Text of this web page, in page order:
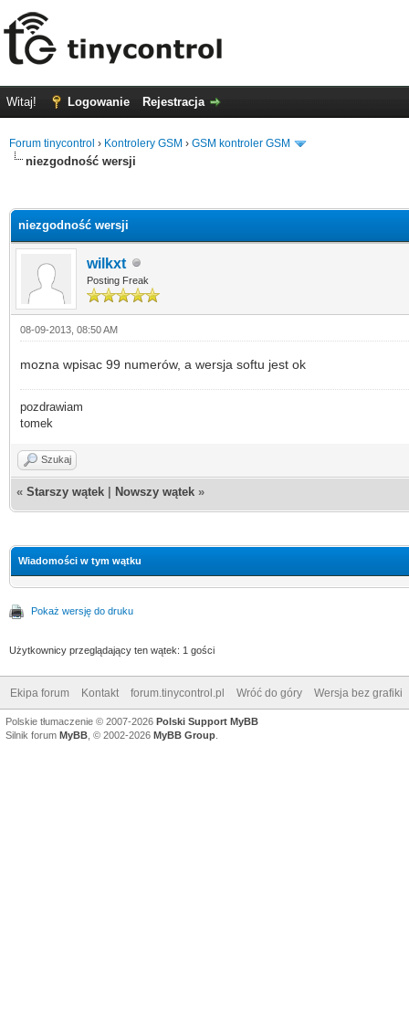
Witaj! Logowanie Rejestracja
Forum tinycontrol › Kontrolery GSM › GSM kontroler GSM
niezgodność wersji
niezgodność wersji
wilkxt
Posting Freak
08-09-2013, 08:50 AM
mozna wpisac 99 numerów, a wersja softu jest ok
pozdrawiam
tomek
Szukaj
« Starszy wątek Nowszy wątek »
Wiadomości w tym wątku
Pokaż wersję do druku
Użytkownicy przeglądający ten wątek: 1 gości
Ekipa forum Kontakt forum.tinycontrol.pl Wróć do góry Wersja bez grafiki
Polskie tłumaczenie © 2007-2026 Polski Support MyBB
Silnik forum MyBB , © 2002-2026 MyBB Group